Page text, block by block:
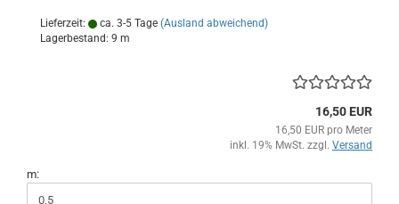
Lieferzeit: ca. 3-5 Tage (Ausland abweichend)
Lagerbestand: 9 m
16,50 EUR
16,50 EUR pro Meter
inkl. 19% MwSt. zzgl. Versand
m: